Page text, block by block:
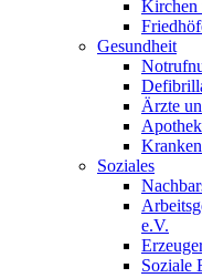
Kirchen
Gesundheit
Ärzte
Soziales
e.V.
Soziale